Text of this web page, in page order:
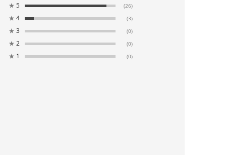
★ 5 (26)
★ 4 (3)
★ 3 (0)
★ 2 (0)
★ 1 (0)